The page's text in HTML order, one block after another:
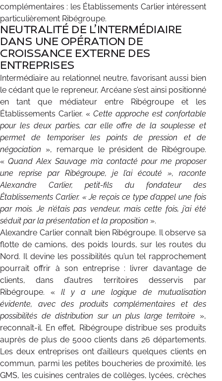
complémentaires : les Établissements Carlier intéressent
particulièrement Ribégroupe.
NEUTRALITÉ DE L’INTERMÉDIAIRE
DANS UNE OPÉRATION DE
CROISSANCE EXTERNE DES
ENTREPRISES
Intermédiaire au relationnel neutre, favorisant aussi bien
le cédant que le repreneur, Arcéane s’est ainsi positionné
en tant que médiateur entre Ribégroupe et les
Établissements Carlier. « Cette approche est confortable
pour les deux parties, car elle offre de la souplesse et
permet de temporiser les points de pression et de
négociation », remarque le président de Ribégroupe.
«Quand Alex Sauvage m’a contacté pour me proposer
une reprise par Ribégroupe, je l’ai écouté », raconte
Alexandre Carlier, petit-fils du fondateur des
Établissements Carlier. « Je reçois ce type d’appel une fois
par mois. Je n’étais pas vendeur, mais cette fois, j’ai été
séduit par la présentation et la proposition ».
Alexandre Carlier connaît bien Ribégroupe. Il observe sa
flotte de camions, des poids lourds, sur les routes du
Nord. Il devine les possibilités qu’un tel rapprochement
pourrait offrir à son entreprise : livrer davantage de
clients, dans d’autres territoires desservis par
Ribégroupe. « Il y a une logique de mutualisation
évidente, avec des produits complémentaires et des
possibilités de distribution sur un plus large territoire »,
reconnaît-il. En effet, Ribégroupe distribue ses produits
auprès de plus de 5000 clients dans 26 départements.
Les deux entreprises ont d’ailleurs quelques clients en
commun, parmi les petites boucheries de proximité, les
GMS, les cuisines centrales de collèges, lycées, crèches